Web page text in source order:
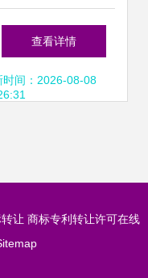
类转让 好记商标，
厚利润的明智之
查看详情
时间：2026-08-08
让 商标专利转让许可在线